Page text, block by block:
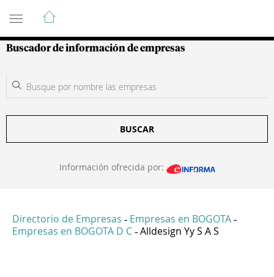
Guía de Empresas Colombianas
Buscador de información de empresas
BUSCAR
Información ofrecida por:
Directorio de Empresas - Empresas en BOGOTA -
Empresas en BOGOTA D C - Alldesign Yy S A S